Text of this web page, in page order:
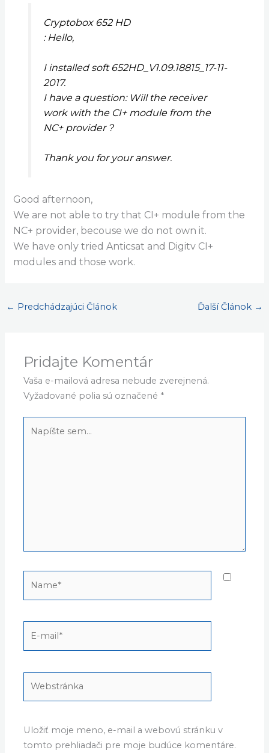
Cryptobox 652 HD
: Hello,
I installed soft 652HD_V1.09.18815_17-11-
2017.
I have a question: Will the receiver
work with the CI+ module from the
NC+ provider ?
Thank you for your answer.
Good afternoon,
We are not able to try that CI+ module from the
NC+ provider, becouse we do not own it.
We have only tried Anticsat and Digitv CI+
modules and those work.
← Predchádzajúci Článok Ďalší Článok →
Pridajte Komentár
Vaša e-mailová adresa nebude zverejnená.
Vyžadované polia sú označené *
sem...
Uložiť moje meno, e-mail a webovú stránku v
tomto prehliadači pre moje budúce komentáre.